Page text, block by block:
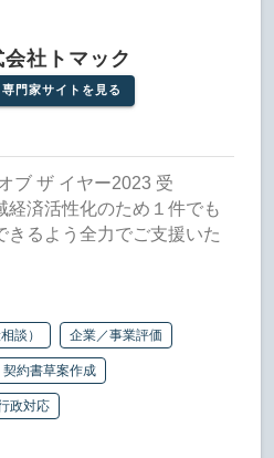
会社トマック
専門家サイトを見る
ブ ザ イヤー2023 受
済活性化のため１件でも
きるよう全力でご支援いた
談）
企業／事業評価
契約書草案作成
政対応